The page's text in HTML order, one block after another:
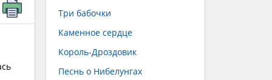
Три бабочки
Каменное сердце
Король-Дроздовик
Песнь о Нибелунгах